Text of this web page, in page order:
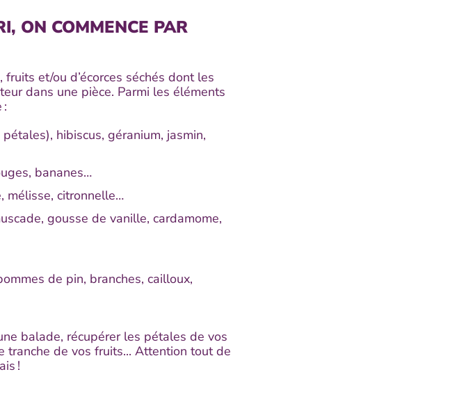
ON COMMENCE PAR
et/ou d’écorces séchés dont les
dans une pièce. Parmi les éléments
:
hibiscus, géranium, jasmin,
bananes…
mélisse, citronnelle…
gousse de vanille, cardamome,
de pin, branches, cailloux,
balade, récupérer les pétales de vos
tranche de vos fruits... Attention tout de
!